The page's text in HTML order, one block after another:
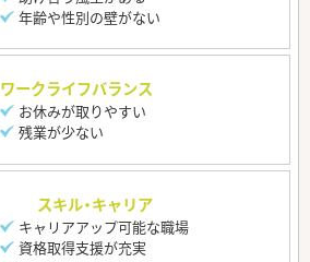
年齢や性別の壁がない
ワークライフバランス
お休みが取りやすい
残業が少ない
スキル・キャリア
キャリアアップ可能な職場
資格取得支援が充実